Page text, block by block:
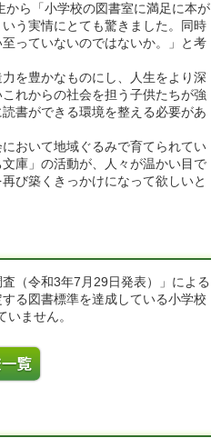
ら「小学校の図書室に満足に本が
う実情にとても驚きました。同時
っていないのではないか。」と考
を豊かなものにし、人生をより深
れからの社会を担う子供たちが強
書ができる環境を整える必要があ
おいて地域ぐるみで育てられてい
庫」の活動が、人々が温かい目で
び築くきっかけになって欲しいと
（令和3年7月29日発表）」による
る図書標準を達成している小学校
ません。